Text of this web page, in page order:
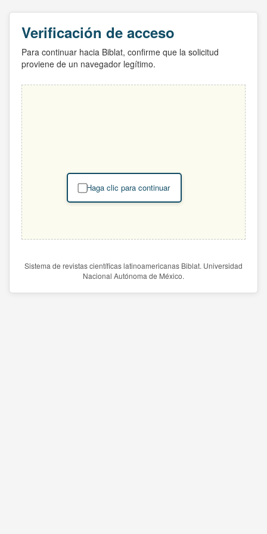
Verificación de acceso
Para continuar hacia Biblat, confirme que la solicitud
proviene de un navegador legítimo.
Haga clic para continuar
Sistema de revistas científicas latinoamericanas Biblat. Universidad
Nacional Autónoma de México.